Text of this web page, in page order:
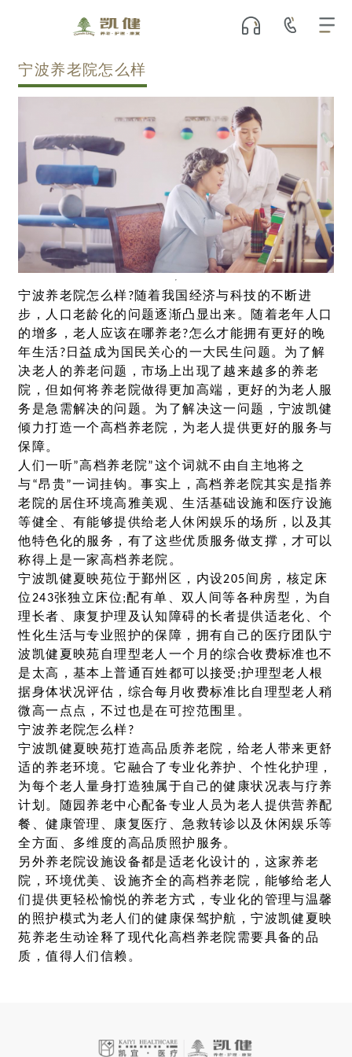
宁波养老院怎么样
宁波养老院怎么样?随着我国经济与科技的不断进
步，人口老龄化的问题逐渐凸显出来。随着老年人口
的增多，老人应该在哪养老?怎么才能拥有更好的晚
年生活?日益成为国民关心的一大民生问题。为了解
决老人的养老问题，市场上出现了越来越多的养老
院，但如何将养老院做得更加高端，更好的为老人服
务是急需解决的问题。为了解决这一问题，宁波凯健
倾力打造一个高档养老院，为老人提供更好的服务与
保障。
人们一听”高档养老院”这个词就不由自主地将之
与“昂贵”一词挂钩。事实上，高档养老院其实是指养
老院的居住环境高雅美观、生活基础设施和医疗设施
等健全、有能够提供给老人休闲娱乐的场所，以及其
他特色化的服务，有了这些优质服务做支撑，才可以
称得上是一家高档养老院。
宁波凯健夏映苑位于鄞州区，内设205间房，核定床
位243张独立床位;配有单、双人间等各种房型，为自
理长者、康复护理及认知障碍的长者提供适老化、个
性化生活与专业照护的保障，拥有自己的医疗团队宁
波凯健夏映苑自理型老人一个月的综合收费标准也不
是太高，基本上普通百姓都可以接受;护理型老人根
据身体状况评估，综合每月收费标准比自理型老人稍
微高一点点，不过也是在可控范围里。
宁波养老院怎么样?
宁波凯健夏映苑打造高品质养老院，给老人带来更舒
适的养老环境。它融合了专业化养护、个性化护理，
为每个老人量身打造独属于自己的健康状况表与疗养
计划。随园养老中心配备专业人员为老人提供营养配
餐、健康管理、康复医疗、急救转诊以及休闲娱乐等
全方面、多维度的高品质照护服务。
另外养老院设施设备都是适老化设计的，这家养老
院，环境优美、设施齐全的高档养老院，能够给老人
们提供更轻松愉悦的养老方式，专业化的管理与温馨
的照护模式为老人们的健康保驾护航，宁波凯健夏映
苑养老生动诠释了现代化高档养老院需要具备的品
质，值得人们信赖。